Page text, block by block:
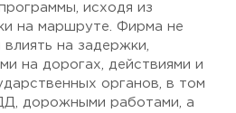
исходя из
на маршруте. Фирма не
на задержки,
на дорогах, действиями и
органов, в том
дорожными работами, а